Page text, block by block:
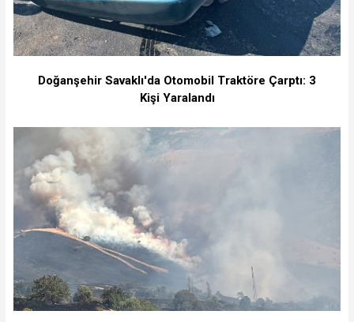
Doğanşehir Savaklı'da Otomobil Traktöre Çarptı: 3
Kişi Yaralandı